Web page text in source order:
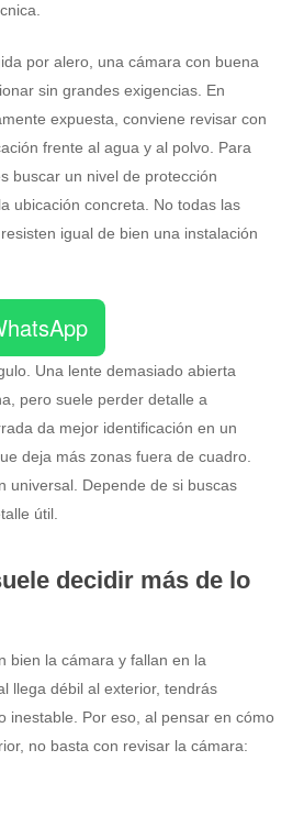
por alero, una cámara con buena
sin grandes exigencias. En
expuesta, conviene revisar con
frente al agua y al polvo. Para
buscar un nivel de protección
ubicación concreta. No todas las
igual de bien una instalación
Una lente demasiado abierta
pero suele perder detalle a
da mejor identificación en un
deja más zonas fuera de cuadro.
universal. Depende de si buscas
útil.
decidir más de lo
bien la cámara y fallan en la
llega débil al exterior, tendrás
inestable. Por eso, al pensar en cómo
no basta con revisar la cámara: